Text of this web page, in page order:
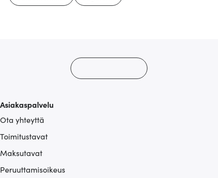
Asiakaspalvelu
Ota yhteyttä
Toimitustavat
Maksutavat
Peruuttamisoikeus